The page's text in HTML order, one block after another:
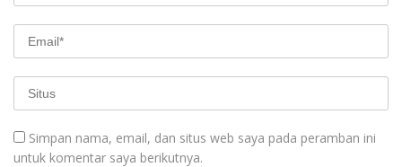
Simpan nama, email, dan situs web saya pada peramban ini
untuk komentar saya berikutnya.